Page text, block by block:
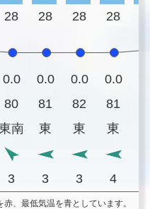
28 28 28 28
0.0 0.0 0.0 0.0
80 81 82 81
南 東 東 東
3 3 3 4
、最低気温を青としています。